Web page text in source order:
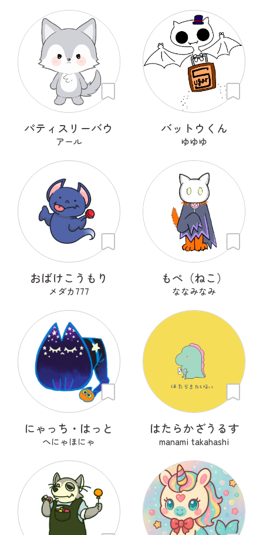
パティスリーバウ
アール
バットウくん
ゆゆゆ
おばけこうもり
メダカ777
もぺ（ねこ）
ななみなみ
にゃっち・はっと
へにゃほにゃ
はたらかざうるす
manami takahashi